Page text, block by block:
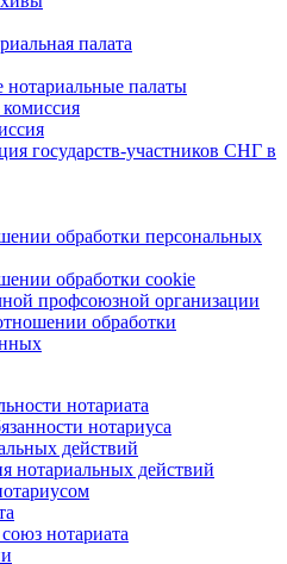
палата
нотариальные палаты
государств-участников СНГ в
обработки персональных
обработки cookie
профсоюзной организации
обработки
нотариата
нотариуса
действий
нотариальных действий
нотариата